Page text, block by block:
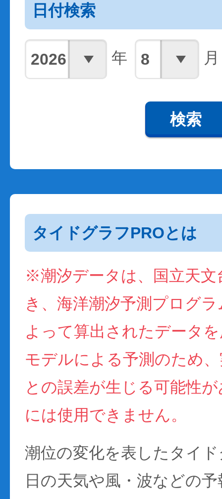
日付検索
年 月
検索
タイドグラフPROとは
※潮汐データは、国立天文
き、海洋潮汐予測プログ
よって算出されたデータ
モデルによる予測のため
との誤差が生じる可能性
には使用できません。
潮位の変化を表したタイ
日の天気や風・波などの